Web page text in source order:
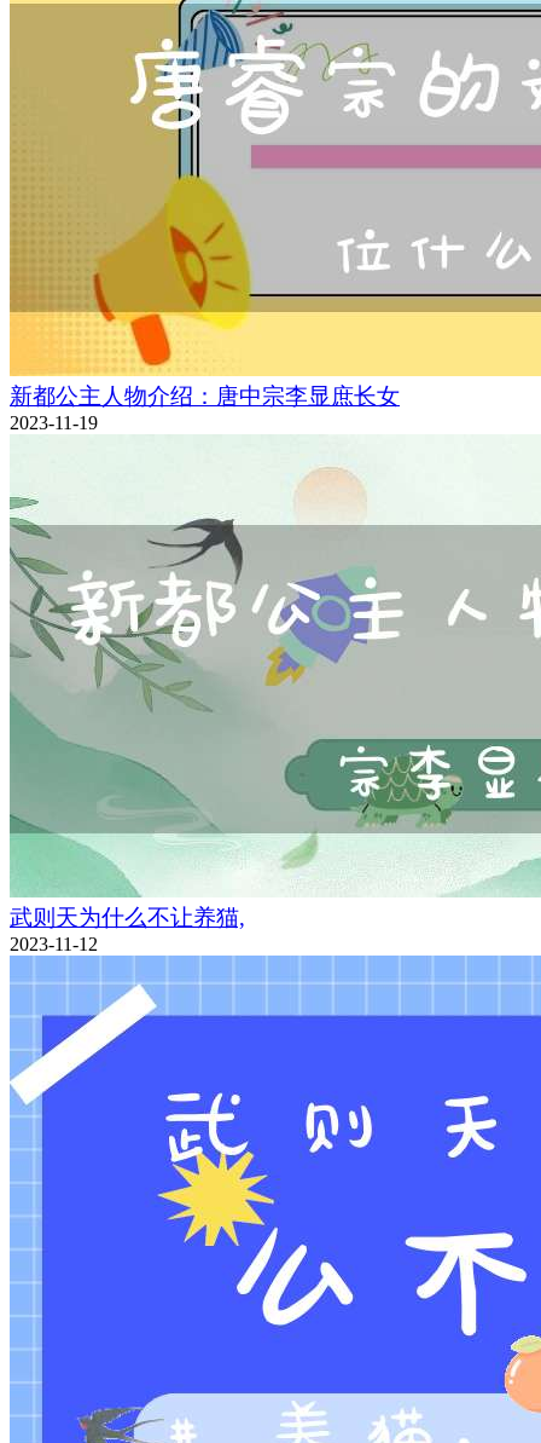
新都公主人物介绍：唐中宗李显庶长女
2023-11-19
武则天为什么不让养猫,
2023-11-12